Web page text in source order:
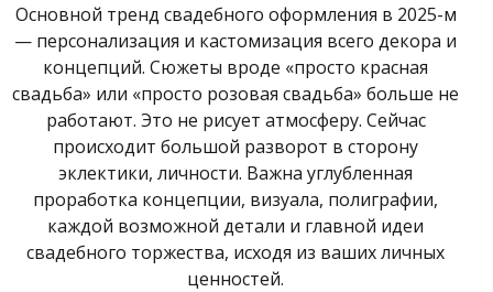
Основной тренд свадебного оформления в 2025-м
— персонализация и кастомизация всего декора и
концепций. Сюжеты вроде «просто красная
свадьба» или «просто розовая свадьба» больше не
работают. Это не рисует атмосферу. Сейчас
происходит большой разворот в сторону
эклектики, личности. Важна углубленная
проработка концепции, визуала, полиграфии,
каждой возможной детали и главной идеи
свадебного торжества, исходя из ваших личных
ценностей.